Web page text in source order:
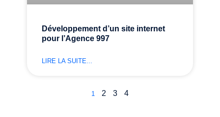
Développement d’un site internet
pour l’Agence 997
LIRE LA SUITE...
1 2 3 4